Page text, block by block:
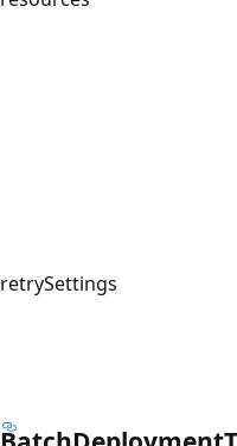
retrySettings